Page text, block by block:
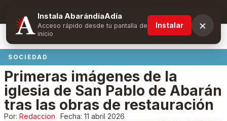
Suscríbete y obtén ventajas exclusivas
SOCIEDAD
Primeras imágenes de la
iglesia de San Pablo de Abarán
tras las obras de restauración
Por: Redaccion Fecha: 11 abril 2026
Instala AbarándíaAdía
Acceso rápido desde tu pantalla de
inicio
Instalar ×